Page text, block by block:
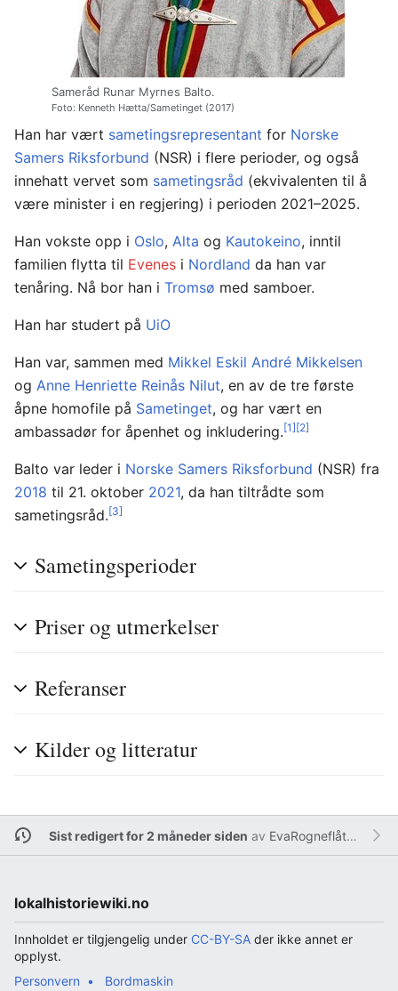
Sameråd Runar Myrnes Balto.
Foto: Kenneth Hætta/Sametinget (2017)
Han har vært sametingsrepresentant for Norske
Samers Riksforbund (NSR) i flere perioder, og også
innehatt vervet som sametingsråd (ekvivalenten til å
være minister i en regjering) i perioden 2021–2025.
Han vokste opp i Oslo, Alta og Kautokeino, inntil
familien flytta til Evenes i Nordland da han var
tenåring. Nå bor han i Tromsø med samboer.
Han har studert på UiO
Han var, sammen med Mikkel Eskil André Mikkelsen
og Anne Henriette Reinås Nilut, en av de tre første
åpne homofile på Sametinget, og har vært en
ambassadør for åpenhet og inkludering.[1][2]
Balto var leder i Norske Samers Riksforbund (NSR) fra
2018 til 21. oktober 2021, da han tiltrådte som
sametingsråd.[3]
Sametingsperioder
Priser og utmerkelser
Referanser
Kilder og litteratur
Sist redigert for 2 måneder siden av EvaRogneflåten
lokalhistoriewiki.no
Innholdet er tilgjengelig under CC-BY-SA der ikke annet er
opplyst.
Personvern
Bordmaskin